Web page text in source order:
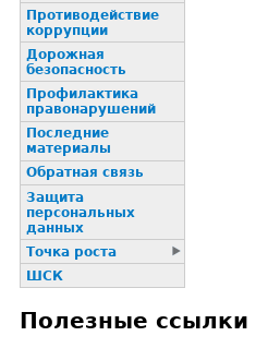
Пpотиводействие
коppупции
Дорожная
безопасность
Профилактика
пpaвонаpушений
Последние
материалы
Обратная связь
Защита
персональных
данных
Точка роста
ШСК
Полезные ссылки